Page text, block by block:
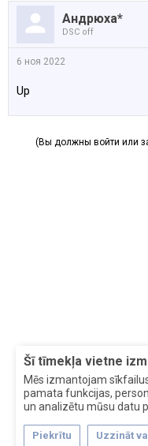
Šī tīmekļa vietne
Mēs izmantojam
pamata funkcijas,
un analizētu mūsu datu
Piekrītu Uzzināt
Андрюха*
DSC off
6 ноя 2022
Up
(Вы должны войти или